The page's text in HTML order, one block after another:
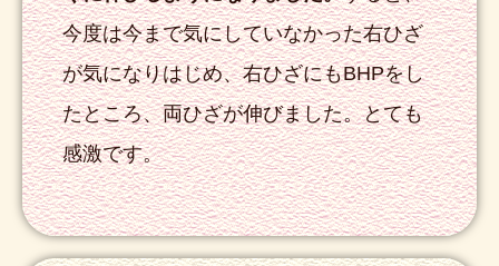
今度は今まで気にしていなかった右ひざ
が気になりはじめ、右ひざにもBHPをし
たところ、両ひざが伸びました。とても
感激です。